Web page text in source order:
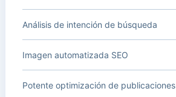
Análisis de intención de búsqueda
Imagen automatizada SEO
Potente optimización de publicaciones